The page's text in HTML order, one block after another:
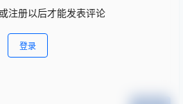
注册以后才能发表评论
登录